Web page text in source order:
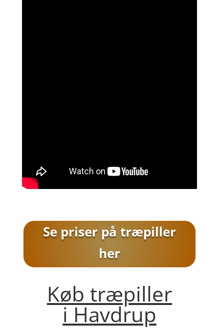
Se priser på træpiller
her
Køb træpiller
iHavdrup